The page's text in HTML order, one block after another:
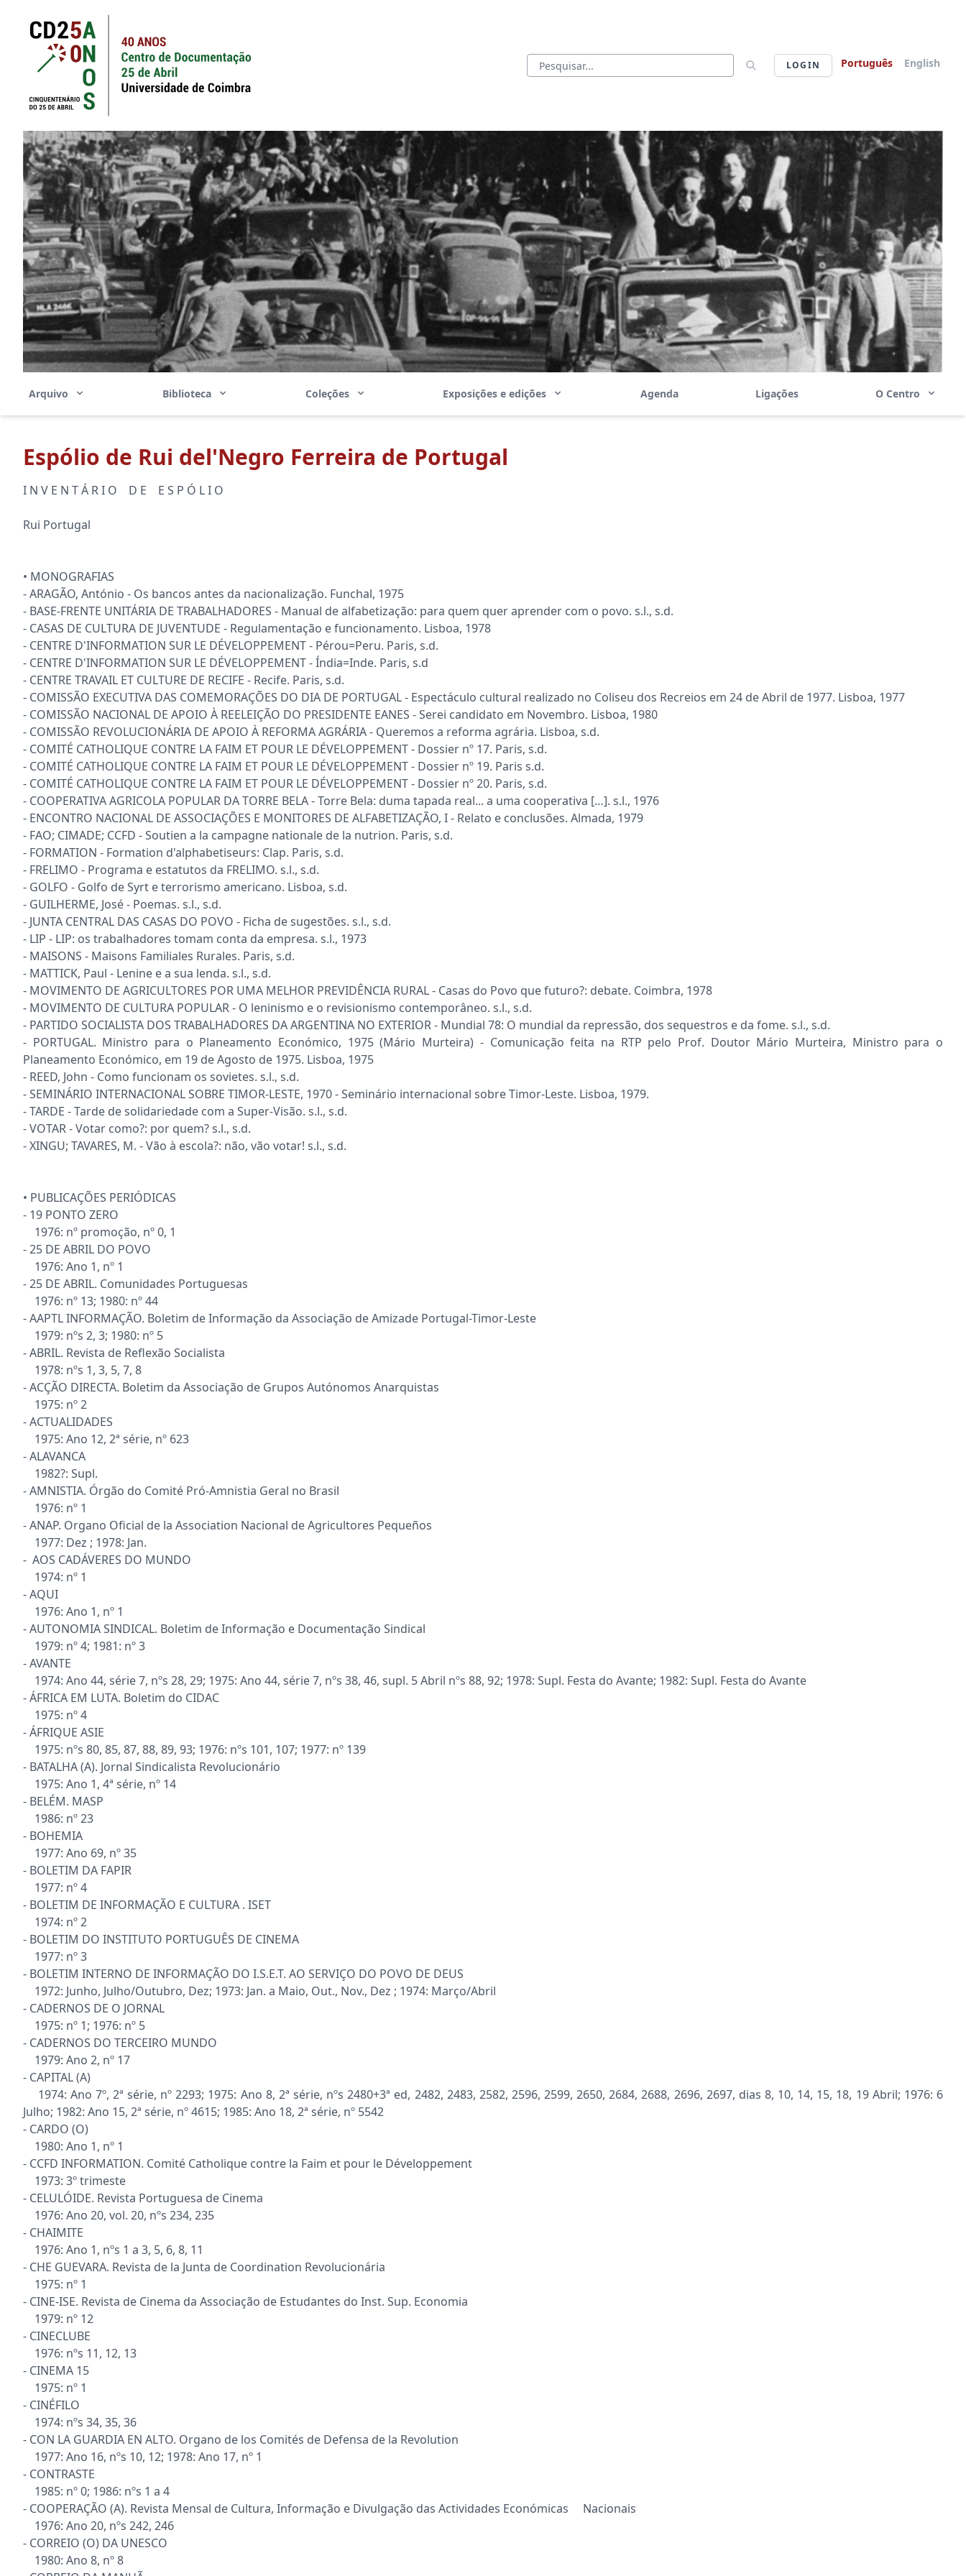
LOGIN Português English
Arquivo Biblioteca Coleções Exposições e edições Agenda Ligações O Centro
Espólio de Rui del'Negro Ferreira de Portugal
I N V E N T Á R I O D E E S P Ó L I O
Rui Portugal
• MONOGRAFIAS
- ARAGÃO, António - Os bancos antes da nacionalização. Funchal, 1975
- BASE-FRENTE UNITÁRIA DE TRABALHADORES - Manual de alfabetização: para quem quer aprender com o povo. s.l., s.d.
- CASAS DE CULTURA DE JUVENTUDE - Regulamentação e funcionamento. Lisboa, 1978
- CENTRE D'INFORMATION SUR LE DÉVELOPPEMENT - Pérou=Peru. Paris, s.d.
- CENTRE D'INFORMATION SUR LE DÉVELOPPEMENT - Índia=Inde. Paris, s.d
- CENTRE TRAVAIL ET CULTURE DE RECIFE - Recife. Paris, s.d.
- COMISSÃO EXECUTIVA DAS COMEMORAÇÕES DO DIA DE PORTUGAL - Espectáculo cultural realizado no Coliseu dos Recreios em 24 de Abril de 1977. Lisboa, 1977
- COMISSÃO NACIONAL DE APOIO À REELEIÇÃO DO PRESIDENTE EANES - Serei candidato em Novembro. Lisboa, 1980
- COMISSÃO REVOLUCIONÁRIA DE APOIO À REFORMA AGRÁRIA - Queremos a reforma agrária. Lisboa, s.d.
- COMITÉ CATHOLIQUE CONTRE LA FAIM ET POUR LE DÉVELOPPEMENT - Dossier nº 17. Paris, s.d.
- COMITÉ CATHOLIQUE CONTRE LA FAIM ET POUR LE DÉVELOPPEMENT - Dossier nº 19. Paris s.d.
- COMITÉ CATHOLIQUE CONTRE LA FAIM ET POUR LE DÉVELOPPEMENT - Dossier nº 20. Paris, s.d.
- COOPERATIVA AGRICOLA POPULAR DA TORRE BELA - Torre Bela: duma tapada real... a uma cooperativa […]. s.l., 1976
- ENCONTRO NACIONAL DE ASSOCIAÇÕES E MONITORES DE ALFABETIZAÇÃO, I - Relato e conclusões. Almada, 1979
- FAO; CIMADE; CCFD - Soutien a la campagne nationale de la nutrion. Paris, s.d.
- FORMATION - Formation d'alphabetiseurs: Clap. Paris, s.d.
- FRELIMO - Programa e estatutos da FRELIMO. s.l., s.d.
- GOLFO - Golfo de Syrt e terrorismo americano. Lisboa, s.d.
- GUILHERME, José - Poemas. s.l., s.d.
- JUNTA CENTRAL DAS CASAS DO POVO - Ficha de sugestões. s.l., s.d.
- LIP - LIP: os trabalhadores tomam conta da empresa. s.l., 1973
- MAISONS - Maisons Familiales Rurales. Paris, s.d.
- MATTICK, Paul - Lenine e a sua lenda. s.l., s.d.
- MOVIMENTO DE AGRICULTORES POR UMA MELHOR PREVIDÊNCIA RURAL - Casas do Povo que futuro?: debate. Coimbra, 1978
- MOVIMENTO DE CULTURA POPULAR - O leninismo e o revisionismo contemporâneo. s.l., s.d.
- PARTIDO SOCIALISTA DOS TRABALHADORES DA ARGENTINA NO EXTERIOR - Mundial 78: O mundial da repressão, dos sequestros e da fome. s.l., s.d.
- PORTUGAL. Ministro para o Planeamento Económico, 1975 (Mário Murteira) - Comunicação feita na RTP pelo Prof. Doutor Mário Murteira, Ministro para o
Planeamento Económico, em 19 de Agosto de 1975. Lisboa, 1975
- REED, John - Como funcionam os sovietes. s.l., s.d.
- SEMINÁRIO INTERNACIONAL SOBRE TIMOR-LESTE, 1970 - Seminário internacional sobre Timor-Leste. Lisboa, 1979.
- TARDE - Tarde de solidariedade com a Super-Visão. s.l., s.d.
- VOTAR - Votar como?: por quem? s.l., s.d.
- XINGU; TAVARES, M. - Vão à escola?: não, vão votar! s.l., s.d.
• PUBLICAÇÕES PERIÓDICAS
- 19 PONTO ZERO
1976: nº promoção, nº 0, 1
- 25 DE ABRIL DO POVO
1976: Ano 1, nº 1
- 25 DE ABRIL. Comunidades Portuguesas
1976: nº 13; 1980: nº 44
- AAPTL INFORMAÇÃO. Boletim de Informação da Associação de Amizade Portugal-Timor-Leste
1979: nºs 2, 3; 1980: nº 5
- ABRIL. Revista de Reflexão Socialista
1978: nºs 1, 3, 5, 7, 8
- ACÇÃO DIRECTA. Boletim da Associação de Grupos Autónomos Anarquistas
1975: nº 2
- ACTUALIDADES
1975: Ano 12, 2ª série, nº 623
- ALAVANCA
1982?: Supl.
- AMNISTIA. Órgão do Comité Pró-Amnistia Geral no Brasil
1976: nº 1
- ANAP. Organo Oficial de la Association Nacional de Agricultores Pequeños
1977: Dez ; 1978: Jan.
- AOS CADÁVERES DO MUNDO
1974: nº 1
- AQUI
1976: Ano 1, nº 1
- AUTONOMIA SINDICAL. Boletim de Informação e Documentação Sindical
1979: nº 4; 1981: nº 3
- AVANTE
1974: Ano 44, série 7, nºs 28, 29; 1975: Ano 44, série 7, nºs 38, 46, supl. 5 Abril nºs 88, 92; 1978: Supl. Festa do Avante; 1982: Supl. Festa do Avante
- ÁFRICA EM LUTA. Boletim do CIDAC
1975: nº 4
- ÁFRIQUE ASIE
1975: nºs 80, 85, 87, 88, 89, 93; 1976: nºs 101, 107; 1977: nº 139
- BATALHA (A). Jornal Sindicalista Revolucionário
1975: Ano 1, 4ª série, nº 14
- BELÉM. MASP
1986: nº 23
- BOHEMIA
1977: Ano 69, nº 35
- BOLETIM DA FAPIR
1977: nº 4
- BOLETIM DE INFORMAÇÃO E CULTURA . ISET
1974: nº 2
- BOLETIM DO INSTITUTO PORTUGUÊS DE CINEMA
1977: nº 3
- BOLETIM INTERNO DE INFORMAÇÃO DO I.S.E.T. AO SERVIÇO DO POVO DE DEUS
1972: Junho, Julho/Outubro, Dez; 1973: Jan. a Maio, Out., Nov., Dez ; 1974: Março/Abril
- CADERNOS DE O JORNAL
1975: nº 1; 1976: nº 5
- CADERNOS DO TERCEIRO MUNDO
1979: Ano 2, nº 17
- CAPITAL (A)
1974: Ano 7º, 2ª série, nº 2293; 1975: Ano 8, 2ª série, nºs 2480+3ª ed, 2482, 2483, 2582, 2596, 2599, 2650, 2684, 2688, 2696, 2697, dias 8, 10, 14, 15, 18, 19 Abril; 1976: 6
Julho; 1982: Ano 15, 2ª série, nº 4615; 1985: Ano 18, 2ª série, nº 5542
- CARDO (O)
1980: Ano 1, nº 1
- CCFD INFORMATION. Comité Catholique contre la Faim et pour le Développement
1973: 3º trimeste
- CELULÓIDE. Revista Portuguesa de Cinema
1976: Ano 20, vol. 20, nºs 234, 235
- CHAIMITE
1976: Ano 1, nºs 1 a 3, 5, 6, 8, 11
- CHE GUEVARA. Revista de la Junta de Coordination Revolucionária
1975: nº 1
- CINE-ISE. Revista de Cinema da Associação de Estudantes do Inst. Sup. Economia
1979: nº 12
- CINECLUBE
1976: nºs 11, 12, 13
- CINEMA 15
1975: nº 1
- CINÉFILO
1974: nºs 34, 35, 36
- CON LA GUARDIA EN ALTO. Organo de los Comités de Defensa de la Revolution
1977: Ano 16, nºs 10, 12; 1978: Ano 17, nº 1
- CONTRASTE
1985: nº 0; 1986: nºs 1 a 4
- COOPERAÇÃO (A). Revista Mensal de Cultura, Informação e Divulgação das Actividades Económicas Nacionais
1976: Ano 20, nºs 242, 246
- CORREIO (O) DA UNESCO
1980: Ano 8, nº 8